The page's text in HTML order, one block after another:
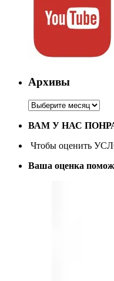
Архивы
Архивы
ВАМ У НАС
Чтобы оценить
Ваша оценка